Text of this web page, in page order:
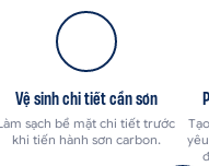
Vệ sinh chi tiết cần sơn
sạch bề mặt chi tiết trước
khi tiến hành sơn carbon.